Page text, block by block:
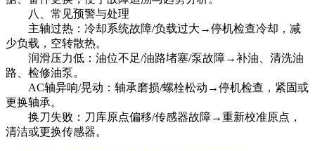
八、常见预警与处理
主轴过热：冷却系统故障/负载过大→停机检查冷却，减
少负载，空转散热。
润滑压力低：油位不足/油路堵塞/泵故障→补油、清洗油
路、检修油泵。
AC轴异响/晃动：轴承磨损/螺栓松动→停机检查，紧固或
更换轴承。
换刀失败：刀库原点偏移/传感器故障→重新校准原点，
清洁或更换传感器。